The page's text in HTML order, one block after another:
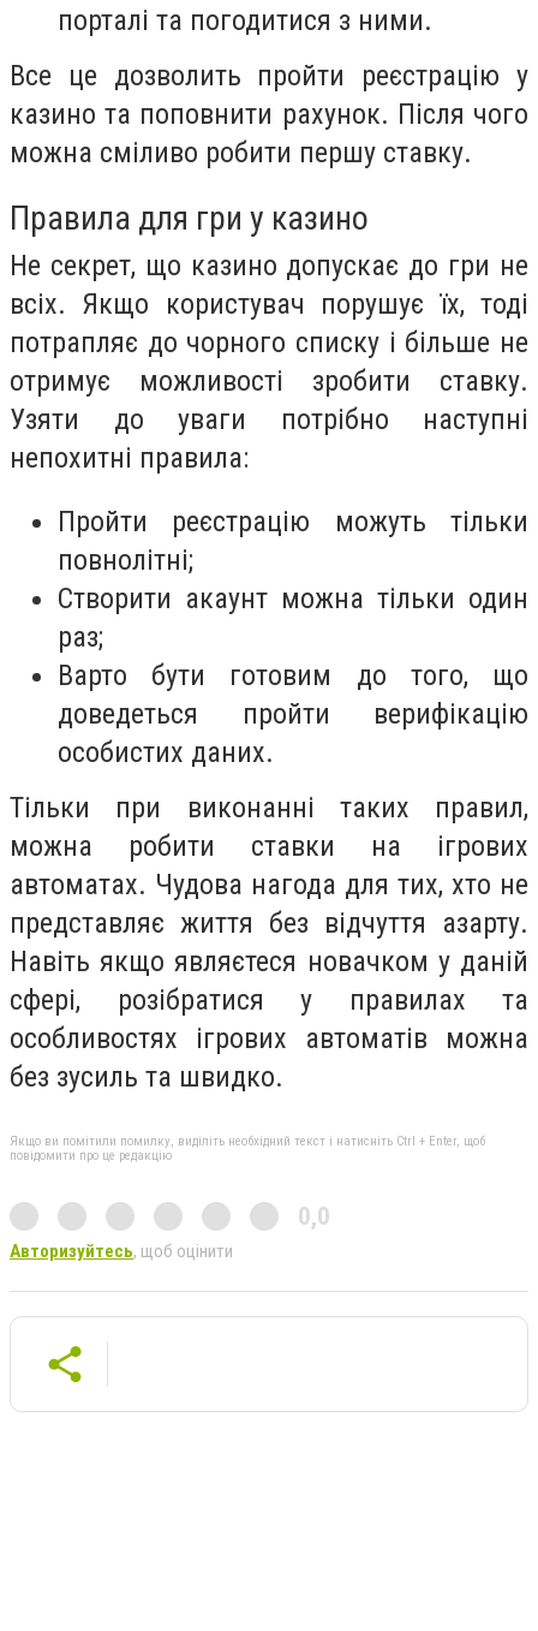
порталі та погодитися з ними.
Все це дозволить пройти реєстрацію у
казино та поповнити рахунок. Після чого
можна сміливо робити першу ставку.
Правила для гри у казино
Не секрет, що казино допускає до гри не
всіх. Якщо користувач порушує їх, тоді
потрапляє до чорного списку і більше не
отримує можливості зробити ставку.
Узяти до уваги потрібно наступні
непохитні правила:
Пройти реєстрацію можуть тільки
повнолітні;
Створити акаунт можна тільки один
раз;
Варто бути готовим до того, що
доведеться пройти верифікацію
особистих даних.
Тільки при виконанні таких правил,
можна робити ставки на ігрових
автоматах. Чудова нагода для тих, хто не
представляє життя без відчуття азарту.
Навіть якщо являєтеся новачком у даній
сфері, розібратися у правилах та
особливостях ігрових автоматів можна
без зусиль та швидко.
Якщо ви помітили помилку, виділіть необхідний текст і натисніть Ctrl + Enter, щоб
повідомити про це редакцію
0,0
Авторизуйтесь, щоб оцінити